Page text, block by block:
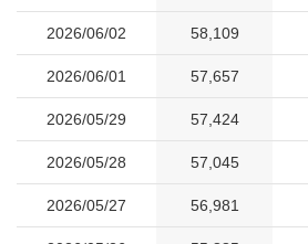
2026/06/02 58,109
2026/06/01 57,657
2026/05/29 57,424
2026/05/28 57,045
2026/05/27 56,981